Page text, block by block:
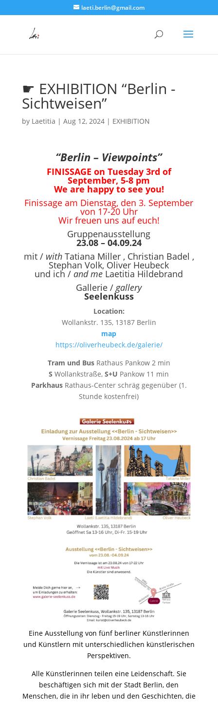
laeti.berlin@gmail.com
☛ EXHIBITION “Berlin -
Sichtweisen”
by Laetitia | Aug 12, 2024| EXHIBITION
“Berlin – Viewpoints”
FINISSAGE on Tuesday 3rd of
September, 5-8 pm
We are happy to see you!
Finissage am Dienstag, den 3. September
von 17-20 Uhr
Wir freuen uns auf euch!
Gruppenausstellung
23.08 – 04.09.24
mit / with Tatiana Miller, Christian Badel ,
Stephan Volk, Oliver Heubeck
und ich /and me Laetitia Hildebrand
Gallerie /gallery
Seelenkuss
Location:
Wollankstr. 135, 13187 Berlin
map
https://oliverheubeck.de/galerie/
Tram und BusRathaus Pankow 2 min
S Wollankstraße,S+U Pankow 11 min
ParkhausRathaus-Center schräg gegenüber (1.
Stunde kostenfrei)
Eine Ausstellung von fünf berliner Künstlerinnen
und Künstlern mit unterschiedlichen künstlerischen
Perspektiven.
Alle Künstlerinnen teilen eine Leidenschaft. Sie
beschäftigen sich mit der Stadt Berlin, den
Menschen, die in ihr leben und den Geschichten, die